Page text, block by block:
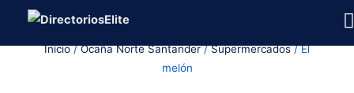
contenidoInicio/Ocaña Norte Santander/Supermercados/ El
melón